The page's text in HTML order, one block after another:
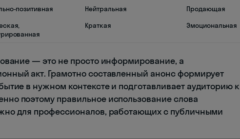
позитивная Нейтральная
Продающая
Краткая Эмоциональная
— это не просто информирование, а
акт. Грамотно составленный анонс формирует
в нужном контексте и подготавливает аудиторию к
поэтому правильное использование слова
для профессионалов, работающих с публичными